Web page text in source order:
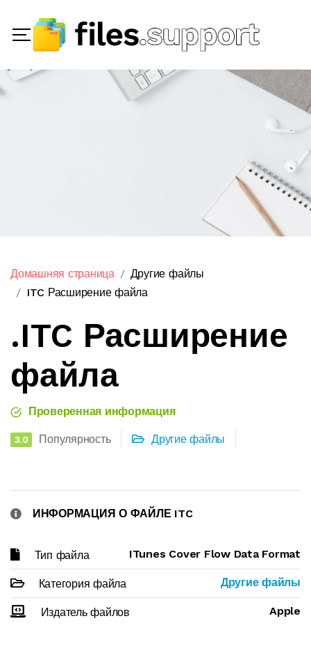
Домашняя страница
Другие файлы
ITC Расширение файла
.ITC Расширение
файла
Проверенная информация
3.0 Популярность Другие файлы
ИНФОРМАЦИЯ О ФАЙЛЕ ITC
Тип файла ITunes Cover Flow Data Format
Категория файла Другие файлы
Издатель файлов Apple